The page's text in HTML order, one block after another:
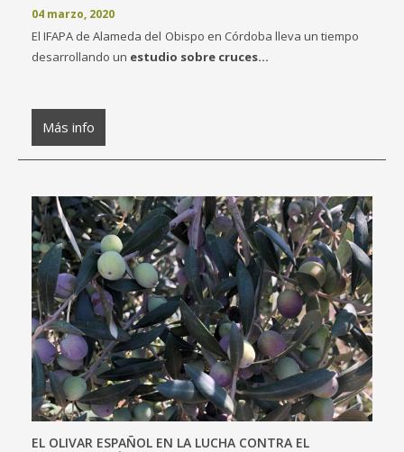
04 marzo, 2020
El IFAPA de Alameda del Obispo en Córdoba lleva un tiempo
desarrollando un estudio sobre cruces...
Más info
EL OLIVAR ESPAÑOL EN LA LUCHA CONTRA EL